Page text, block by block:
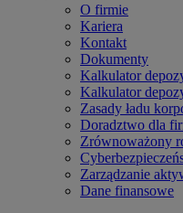
O firmie
Kariera
Kontakt
Dokumenty
Kalkulator
Kalkulator
Zasady ładu
Doradztwo dla
Zrównoważony
Zarządzanie
Dane finansowe